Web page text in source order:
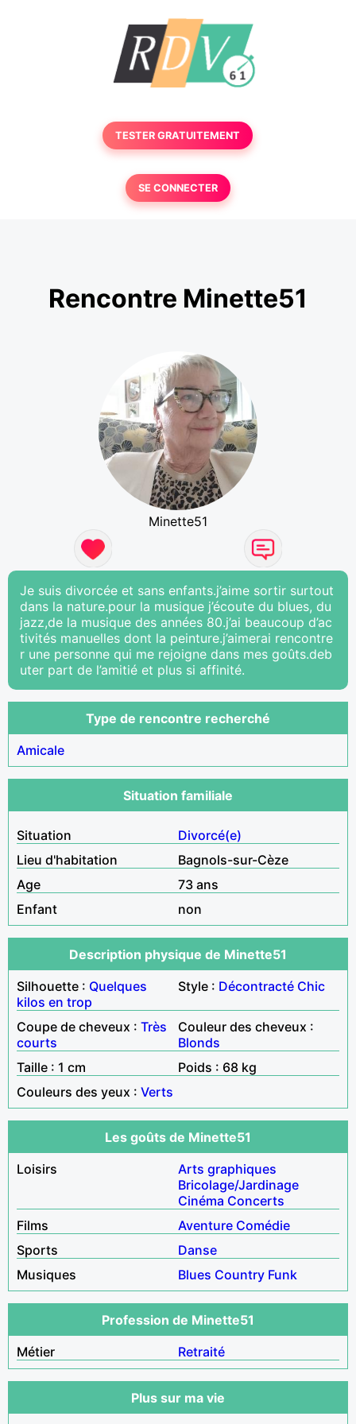
TESTER GRATUITEMENT
SE CONNECTER
Rencontre Minette51
Minette51
Je suis divorcée et sans enfants.j’aime sortir surtout
dans la nature.pour la musique j’écoute du blues, du
jazz,de la musique des années 80.j’ai beaucoup d’ac
tivités manuelles dont la peinture.j’aimerai rencontre
r une personne qui me rejoigne dans mes goûts.deb
uter part de l’amitié et plus si affinité.
Type de rencontre recherché
Amicale
Situation familiale
Situation
Divorcé(e)
Lieu d'habitation
Bagnols-sur-Cèze
Age
73 ans
Enfant
non
Description physique de Minette51
Silhouette : Quelques
kilos en trop
Style : Décontracté Chic
Coupe de cheveux : Très
courts
Couleur des cheveux :
Blonds
Taille : 1 cm
Poids : 68 kg
Couleurs des yeux : Verts
Les goûts de Minette51
Loisirs
Arts graphiques
Bricolage/Jardinage
Cinéma Concerts
Films
Aventure Comédie
Sports
Danse
Musiques
Blues Country Funk
Profession de Minette51
Métier
Retraité
Plus sur ma vie